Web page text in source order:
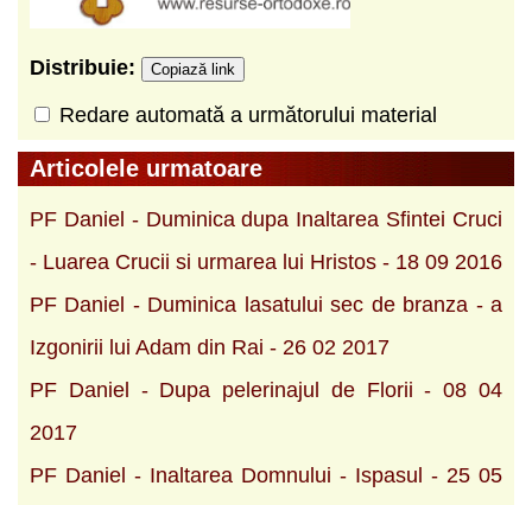
Distribuie: Copiază link
Redare automată a următorului material
Articolele urmatoare
PF Daniel - Duminica dupa Inaltarea Sfintei Cruci
- Luarea Crucii si urmarea lui Hristos - 18 09 2016
PF Daniel - Duminica lasatului sec de branza - a
Izgonirii lui Adam din Rai - 26 02 2017
PF Daniel - Dupa pelerinajul de Florii - 08 04
2017
PF Daniel - Inaltarea Domnului - Ispasul - 25 05